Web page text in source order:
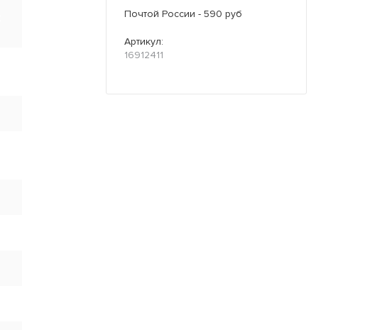
Почтой России - 590 руб
Артикул:
16912411